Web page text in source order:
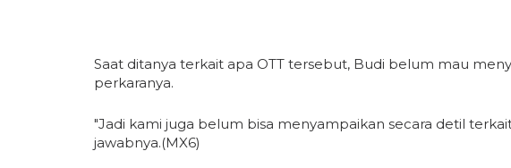
Saat ditanya terkait apa OTT tersebut, Budi belum mau
perkaranya.
"Jadi kami juga belum bisa menyampaikan secara detil
jawabnya.(MX6)